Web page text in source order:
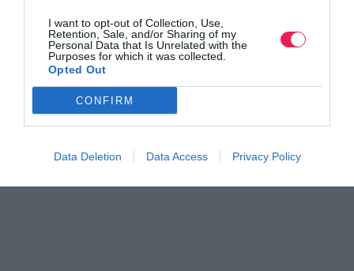
I want to opt-out of Collection, Use,
Retention, Sale, and/or Sharing of my
Personal Data that Is Unrelated with the
Purposes for which it was collected.
Opted Out
CONFIRM
Data Deletion Data Access Privacy Policy
Όλα τα Τεύχη